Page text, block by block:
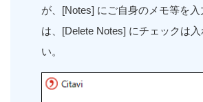
が、 [Notes] にご自身のメモ等を
は、 [Delete Notes] にチェックは
い。